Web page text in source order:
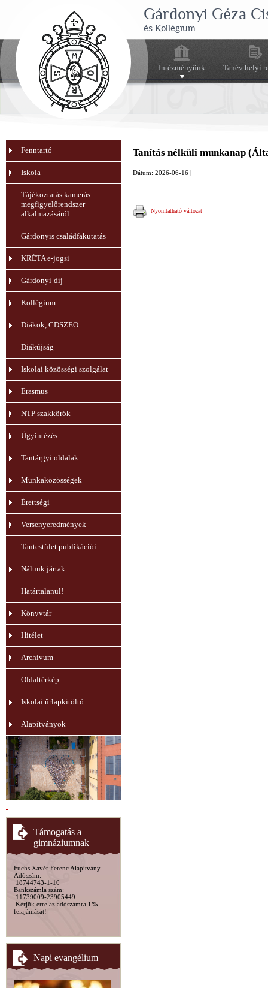
Gárdonyi Géza
és Kollégium
Intézményünk Tanév helyi
Fenntartó
Iskola
Tájékoztatás kamerás
megfigyelőrendszer
alkalmazásáról
Gárdonyis családfakutatás
KRÉTA e-jogsi
Gárdonyi-díj
Kollégium
Diákok, CDSZEO
Diákújság
Iskolai közösségi szolgálat
Erasmus+
NTP szakkörök
Ügyintézés
Tantárgyi oldalak
Munkaközösségek
Érettségi
Versenyeredmények
Tantestület publikációi
Nálunk jártak
Határtalanul!
Könyvtár
Hitélet
Archívum
Oldaltérkép
Iskolai űrlapkitöltő
Alapítványok
Támogatás a
gimnáziumnak
Fuchs Xavér Ferenc Alapítvány
Adószám:
18744743-1-10
Bankszámla szám:
11739009-23905449
Kérjük erre az adószámra 1%
felajánlását!
Napi evangélium
Tanítás nélküli munkanap
Dátum: 2026-06-16 |
Nyomtatható változat